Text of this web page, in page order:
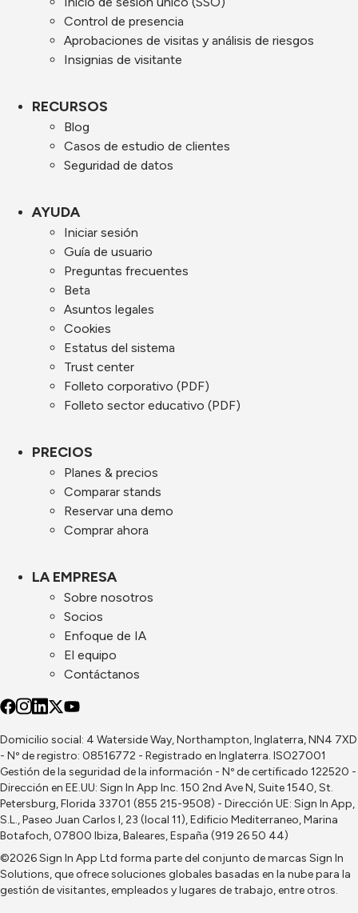
Control de presencia
Aprobaciones de visitas y análisis de riesgos
Insignias de visitante
RECURSOS
Blog
Casos de estudio de clientes
Seguridad de datos
AYUDA
Iniciar sesión
Guía de usuario
Preguntas frecuentes
Beta
Asuntos legales
Cookies
Estatus del sistema
Trust center
Folleto corporativo (PDF)
Folleto sector educativo (PDF)
PRECIOS
Planes & precios
Comparar stands
Reservar una demo
Comprar ahora
LA EMPRESA
Sobre nosotros
Socios
Enfoque de IA
El equipo
Contáctanos
Domicilio social: 4 Waterside Way, Northampton, Inglaterra, NN4 7XD
- Nº de registro: 08516772 - Registrado en Inglaterra. ISO27001
Gestión de la seguridad de la información - Nº de certificado 122520 -
Dirección en EE.UU: Sign In App Inc. 150 2nd Ave N, Suite 1540, St.
Petersburg, Florida 33701 (855 215-9508) - Dirección UE: Sign In App,
S.L., Paseo Juan Carlos I, 23 (local 11), Edificio Mediterraneo, Marina
Botafoch, 07800 Ibiza, Baleares, España (919 26 50 44)
©2026 Sign In App Ltd forma parte del conjunto de marcas Sign In
Solutions, que ofrece soluciones globales basadas en la nube para la
gestión de visitantes, empleados y lugares de trabajo, entre otros.